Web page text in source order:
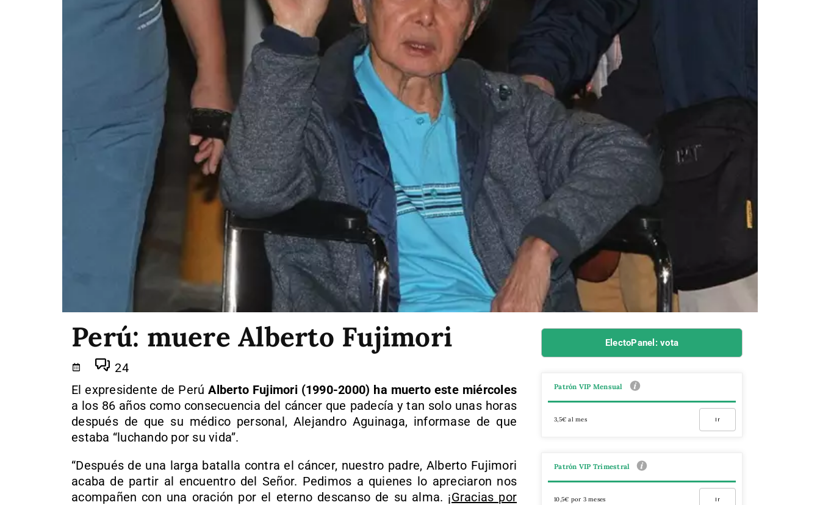
Perú: muere Alberto Fujimori
24
El expresidente de PerúAlberto Fujimori (1990-2000) ha muerto este miércoles
a los 86 años como consecuencia del cáncer que padecía y tan solo unas horas
después de que su médico personal, Alejandro Aguinaga, informase de que
estaba “luchando por su vida”.
“Después de una larga batalla contra el cáncer, nuestro padre, Alberto Fujimori
acaba de partir al encuentro del Señor. Pedimos a quienes lo apreciaron nos
acompañen con una oración por el eterno descanso de su alma. ¡Gracias por
ElectoPanel: vota
Patrón VIP Mensual
3,5€ al mes Ir
Patrón VIP Trimestral
10,5€ por 3 meses Ir